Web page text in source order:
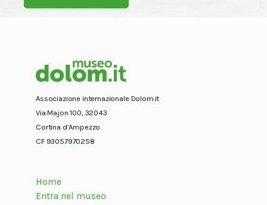
Associazione internazionale Dolom.it
Via Majon 100, 32043
Cortina d’Ampezzo
CF 93057970258
Home
Entra nel museo